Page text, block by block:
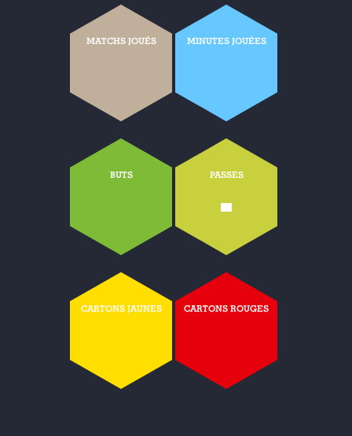
MATCHS JOUÉS MINUTES JOUÉES
BUTS PASSES
-
CARTONS JAUNES CARTONS ROUGES